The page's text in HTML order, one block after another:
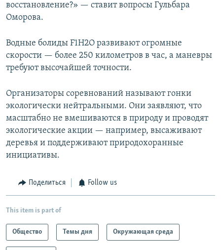
восстановление?» — ставит вопросы Гульбара
Оморова.
Водные болиды F1H2O развивают огромные
скорости — более 250 километров в час, а маневры
требуют высочайшей точности.
Организаторы соревнований называют гонки
экологически нейтральными. Они заявляют, что
масштабно не вмешиваются в природу и проводят
экологические акции — например, высаживают
деревья и поддерживают природохоранные
инициативы.
Поделиться Follow us
This item is part of
Общество Темы дня Окружающая среда